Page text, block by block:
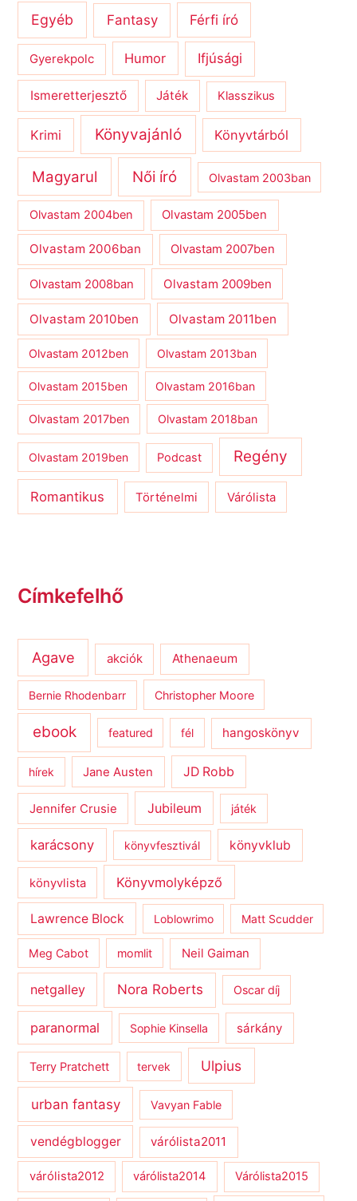
Egyéb Fantasy Férfi író
Gyerekpolc Humor Ifjúsági
Ismeretterjesztő Játék Klasszikus
Krimi Könyvajánló Könyvtárból
Magyarul Női író Olvastam 2003ban
Olvastam 2004ben Olvastam 2005ben
Olvastam 2006ban Olvastam 2007ben
Olvastam 2008ban Olvastam 2009ben
Olvastam 2010ben Olvastam 2011ben
Olvastam 2012ben Olvastam 2013ban
Olvastam 2015ben Olvastam 2016ban
Olvastam 2017ben Olvastam 2018ban
Olvastam 2019ben Podcast Regény
Romantikus Történelmi Várólista
Címkefelhő
Agave akciók Athenaeum
Bernie Rhodenbarr Christopher Moore
ebook featured fél hangoskönyv
hírek Jane Austen JD Robb
Jennifer Crusie Jubileum játék
karácsony könyvfesztivál könyvklub
könyvlista Könyvmolyképző
Lawrence Block Loblowrimo Matt Scudder
Meg Cabot momlit Neil Gaiman
netgalley Nora Roberts Oscar díj
paranormal Sophie Kinsella sárkány
Terry Pratchett tervek Ulpius
urban fantasy Vavyan Fable
vendégblogger várólista2011
várólista2012 várólista2014 Várólista2015